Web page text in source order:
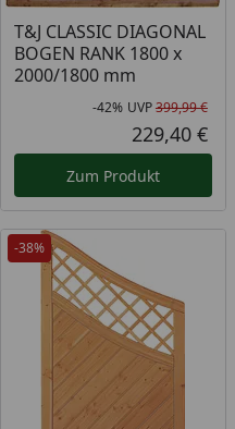
in ProzentPreis
Preis
T&J CLASSIC DIAGONAL
BOGEN RANK 1800 x
2000/1800 mm
-42% UVP399,99 €
229,40 €
Zum Produkt
-38%